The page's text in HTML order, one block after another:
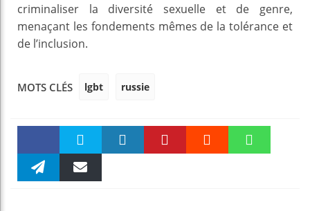
criminaliser la diversité sexuelle et de genre,
menaçant les fondements mêmes de la tolérance et
de l’inclusion.
MOTS CLÉS lgbt russie
Faceboo Twitter